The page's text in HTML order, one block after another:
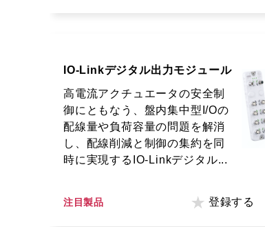
IO-Linkデジタル出力モジュール
高電流アクチュエータの安全制
御にともなう、盤内集中型I/Oの
配線量や負荷容量の問題を解消
し、配線削減と制御の集約を同
時に実現するIO-Linkデジタル...
注目製品 登録する